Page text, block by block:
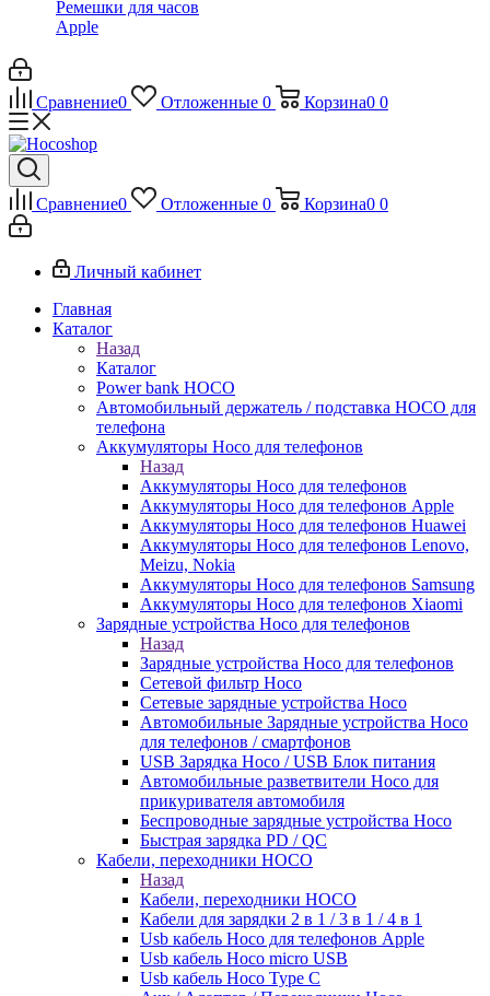
Ремешки для часов
Apple
Сравнение0 Отложенные 0 Корзина0 0
Сравнение0 Отложенные 0 Корзина0 0
Личный кабинет
Главная
Каталог
Назад
Каталог
Power bank HOCO
Автомобильный держатель / подставка HOCO для
телефона
Аккумуляторы Hoco для телефонов
Назад
Аккумуляторы Hoco для телефонов
Аккумуляторы Hoco для телефонов Apple
Аккумуляторы Hoco для телефонов Huawei
Аккумуляторы Hoco для телефонов Lenovo,
Meizu, Nokia
Аккумуляторы Hoco для телефонов Samsung
Аккумуляторы Hoco для телефонов Xiaomi
Зарядные устройства Hoco для телефонов
Назад
Зарядные устройства Hoco для телефонов
Сетевой фильтр Hoco
Сетевые зарядные устройства Hoco
Автомобильные Зарядные устройства Hoco
для телефонов / смартфонов
USB Зарядка Hoco / USB Блок питания
Автомобильные разветвители Hoco для
прикуривателя автомобиля
Беспроводные зарядные устройства Hoco
Быстрая зарядка PD / QC
Кабели, переходники HOCO
Назад
Кабели, переходники HOCO
Кабели для зарядки 2 в 1 / 3 в 1 / 4 в 1
Usb кабель Hoco для телефонов Apple
Usb кабель Hoco micro USB
Usb кабель Hoco Type C